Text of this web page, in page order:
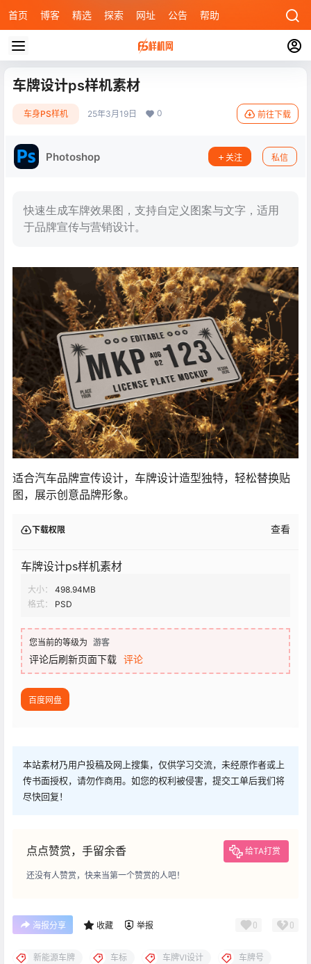
首页 博客 精选 探索 网址 公告 帮助
车牌设计ps样机素材
车身PS样机 25年3月19日 0 前往下载
Photoshop 关注 私信
快速生成车牌效果图，支持自定义图案与文字，适用
于品牌宣传与营销设计。
适合汽车品牌宣传设计，车牌设计造型独特，轻松替换贴
图，展示创意品牌形象。
下载权限 查看
车牌设计ps样机素材
大小：
498.94MB
格式：
PSD
您当前的等级为 游客
评论后刷新页面下载 评论
百度网盘
本站素材乃用户投稿及网上搜集，仅供学习交流，未经原作者或上
传书面授权，请勿作商用。如您的权利被侵害，提交工单后我们将
尽快回复！
点点赞赏，手留余香 给TA打赏
还没有人赞赏，快来当第一个赞赏的人吧！
海报分享 收藏 举报 0 0
新能源车牌 车标 车牌VI设计 车牌号